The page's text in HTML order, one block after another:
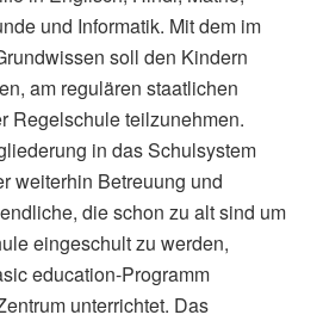
und Informatik. Mit dem im
soll den Kindern
am regulären staatlichen
Regelschule teilzunehmen.
in das Schulsystem
weiterhin Betreuung und
die schon zu alt sind um
eingeschult zu werden,
education-Programm
unterrichtet. Das